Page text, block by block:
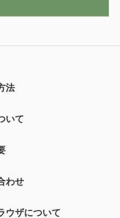
法
いて
わせ
ウザについて